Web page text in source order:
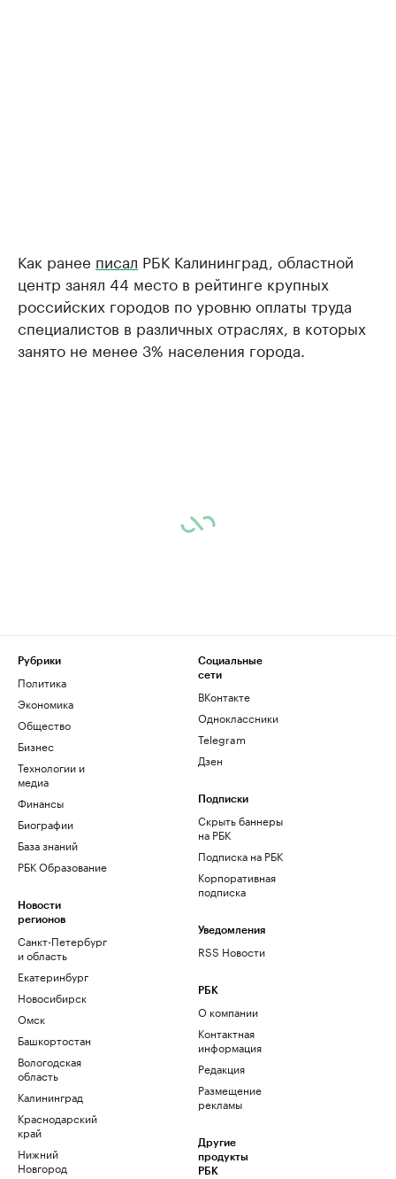
Как ранее писал РБК Калининград, областной
центр занял 44 место в рейтинге крупных
российских городов по уровню оплаты труда
специалистов в различных отраслях, в которых
занято не менее 3% населения города.
Рубрики
Политика
Экономика
Общество
Бизнес
Технологии и
медиа
Финансы
Биографии
База знаний
РБК Образование
Новости
регионов
Санкт-Петербург
и область
Екатеринбург
Новосибирск
Омск
Башкортостан
Вологодская
область
Калининград
Краснодарский
край
Нижний
Новгород
Социальные
сети
ВКонтакте
Одноклассники
Telegram
Дзен
Подписки
Скрыть баннеры
на РБК
Подписка на РБК
Корпоративная
подписка
Уведомления
RSS Новости
РБК
О компании
Контактная
информация
Редакция
Размещение
рекламы
Другие
продукты
РБК